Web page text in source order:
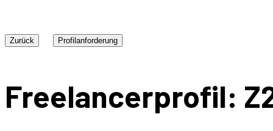
Zurück
Freelancerprofil: